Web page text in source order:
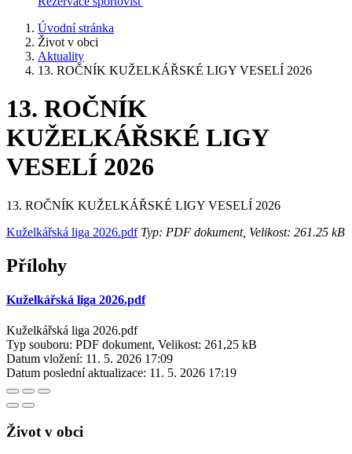
Úvodní stránka
Život v obci
Aktuality
13. ROČNÍK KUŽELKÁŘSKÉ LIGY VESELÍ 2026
13. ROČNÍK
KUŽELKÁŘSKÉ LIGY
VESELÍ 2026
13. ROČNÍK KUŽELKÁŘSKÉ LIGY VESELÍ 2026
Kuželkářská liga 2026.pdfTyp: PDF dokument, Velikost: 261.25 kB
Přílohy
Kuželkářská liga 2026.pdf
Kuželkářská liga 2026.pdf
Typ souboru: PDF dokument, Velikost: 261,25 kB
Datum vložení: 11. 5. 2026 17:09
Datum poslední aktualizace: 11. 5. 2026 17:19
Život v obci